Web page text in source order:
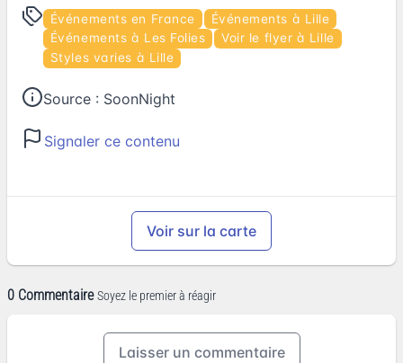
Événements en France
Événements à Lille
Événements à Les Folies
Voir le flyer à Lille
Styles varies à Lille
Source : SoonNight
Signaler ce contenu
Voir sur la carte
0 Commentaire Soyez le premier à réagir
Laisser un commentaire